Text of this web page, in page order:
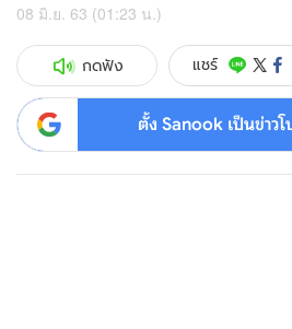
08 มิ.ย. 63 (01:23 น.)
กดฟัง แชร์
ตั้ง Sanook เป็นข่าว